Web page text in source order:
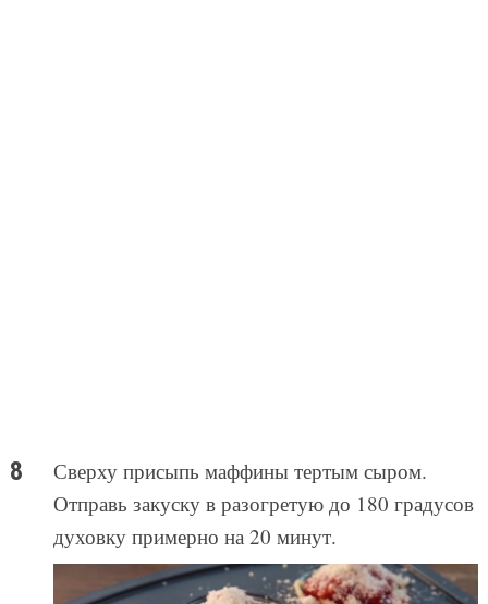
Сверху присыпь маффины тертым сыром.
Отправь закуску в разогретую до 180 градусов
духовку примерно на 20 минут.